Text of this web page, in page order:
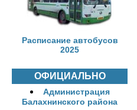
Расписание автобусов
2025
ОФИЦИАЛЬНО
Администрация
Балахнинского района